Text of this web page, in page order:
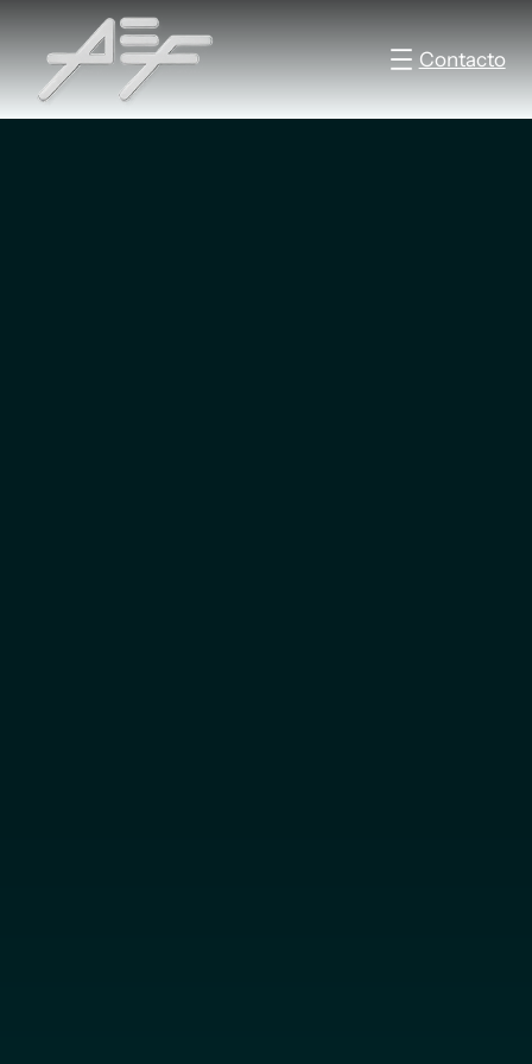
Contacto